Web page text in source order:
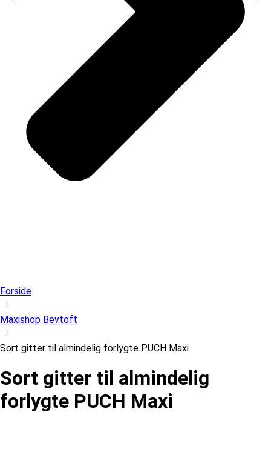
Forside
Maxishop Bevtoft
Sort gitter til almindelig forlygte PUCH Maxi
Sort gitter til almindelig
forlygte PUCH Maxi